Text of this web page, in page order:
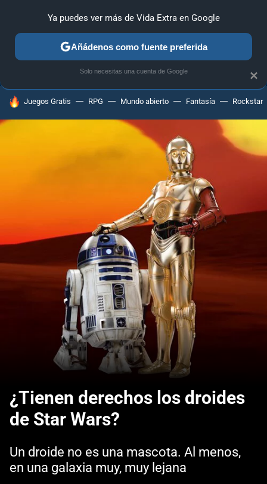
ANÁLISIS GUÍAS Y TRUCOS PC SONY NINTENDO
HOY SE HABLA DE
Juegos Gratis RPG Mundo abierto Fantasía Rockstar
¿Tienen derechos los droides
de Star Wars?
Un droide no es una mascota. Al menos,
en una galaxia muy, muy lejana
×
Ya puedes ver más de Vida Extra en Google
Añádenos como fuente preferida
Solo necesitas una cuenta de Google